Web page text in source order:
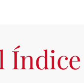
Índice